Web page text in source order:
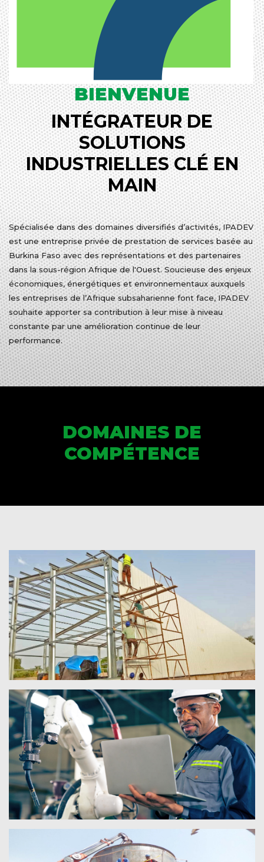
BIENVENUE
INTÉGRATEUR DE
SOLUTIONS
INDUSTRIELLES CLÉ EN
MAIN
Spécialisée dans des domaines diversifiés d’activités, IPADEV
est une entreprise privée de prestation de services basée au
Burkina Faso avec des représentations et des partenaires
dans la sous-région Afrique de l'Ouest. Soucieuse des enjeux
économiques, énergétiques et environnementaux auxquels
les entreprises de l’Afrique subsaharienne font face, IPADEV
souhaite apporter sa contribution à leur mise à niveau
constante par une amélioration continue de leur
performance.
DOMAINES DE
COMPÉTENCE